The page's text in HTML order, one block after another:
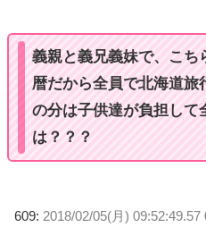
義親と義兄義妹で、こち
暦だから全員で北海道旅
の分は子供達が負担し
は？？？
609: 2018/02/05(月) 09:52:49.57